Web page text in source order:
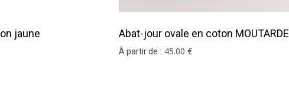
jaune
Abat-jour ovale en coton MOUTARDE
À partir de : 45.00 €